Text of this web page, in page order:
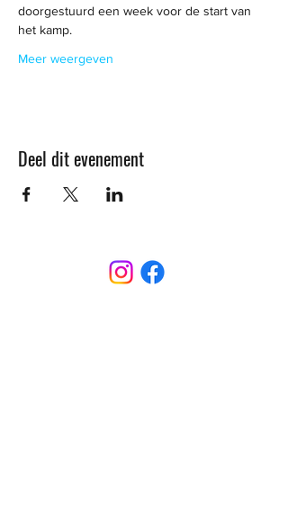
doorgestuurd een week voor de start van
het kamp.
Meer weergeven
Deel dit evenement